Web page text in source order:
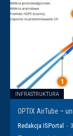
INFRASTRUKTURA
OPTIX AirTube –
Redakcja ISPortal -